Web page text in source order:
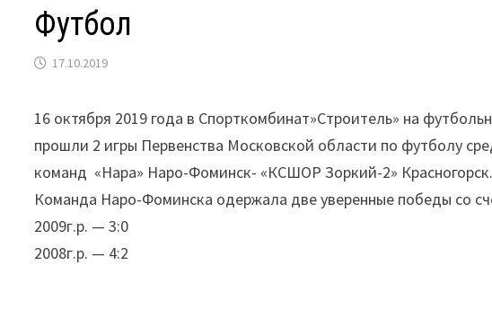
Футбол
17.10.2019
16 октября 2019 года в Спорткомбинат»Строитель» на
прошли 2 игры Первенства Московской области по футболу
команд «Нара» Наро-Фоминск- «КСШОР Зоркий-2»
Команда Наро-Фоминска одержала две уверенные победы со
2009г.р. — 3:0
2008г.р. — 4:2